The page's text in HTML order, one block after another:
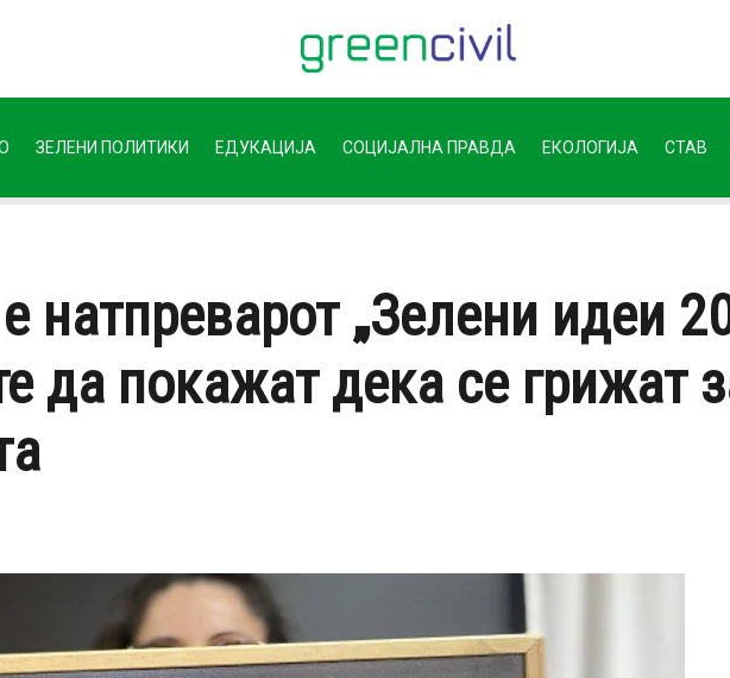
ЗЕЛЕНИ ПОЛИТИКИ ЕДУКАЦИЈА СОЦИЈАЛНА ПРАВДА ЕКОЛОГИЈА СТАВ
натпреварот „Зелени идеи
да покажат дека се грижат